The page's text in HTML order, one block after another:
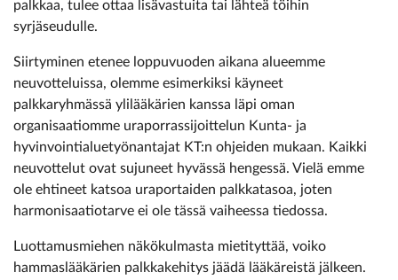
palkkaa, tulee ottaa lisävastuita tai lähteä töihin
syrjäseudulle.
Siirtyminen etenee loppuvuoden aikana alueemme
neuvotteluissa, olemme esimerkiksi käyneet
palkkaryhmässä ylilääkärien kanssa läpi oman
organisaatiomme uraporrassijoittelun Kunta- ja
hyvinvointialuetyönantajat KT:n ohjeiden mukaan. Kaikki
neuvottelut ovat sujuneet hyvässä hengessä. Vielä emme
ole ehtineet katsoa uraportaiden palkkatasoa, joten
harmonisaatiotarve ei ole tässä vaiheessa tiedossa.
Luottamusmiehen näkökulmasta mietityttää, voiko
hammaslääkärien palkkakehitys jäädä lääkäreistä jälkeen.